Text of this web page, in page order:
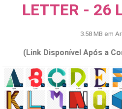
LETTER - 26
3.58 MB em
(Link Disponível Após a